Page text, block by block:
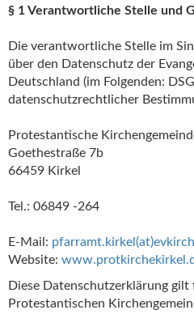
§ 1 Verantwortliche Stelle und
Die verantwortliche Stelle im
über den Datenschutz der
Deutschland (im Folgenden:
datenschutzrechtlicher
Protestantische
Goethestraße 7b
66459 Kirkel
Tel.: 06849 -264
E-Mail: pfarramt.kirkel(at)
Website:
Diese Datenschutzerklärung
Protestantischen